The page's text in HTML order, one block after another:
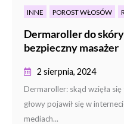
INNE POROST WŁOSÓW
Dermaroller do
bezpieczny masażer
2 sierpnia, 2024
Dermaroller: skąd wzięła
głowy pojawił się w
mediach...